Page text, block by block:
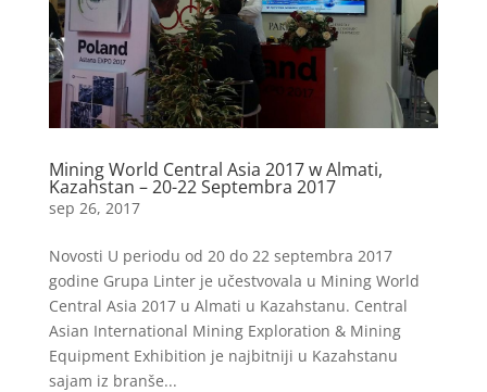
Mining World Central Asia 2017 w Almati,
Kazahstan – 20-22 Septembra 2017
sep 26, 2017
Novosti U periodu od 20 do 22 septembra 2017
godine Grupa Linter je učestvovala u Mining World
Central Asia 2017 u Almati u Kazahstanu. Central
Asian International Mining Exploration & Mining
Equipment Exhibition je najbitniji u Kazahstanu
sajam iz branše...